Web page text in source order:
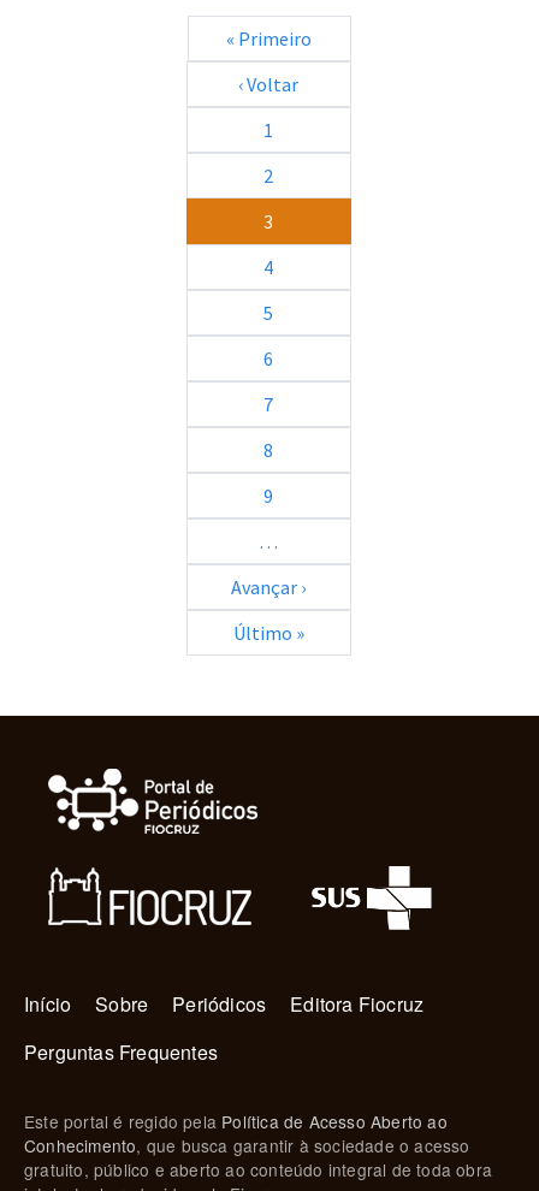
« Primeiro
‹ VoltarPágina anterior
1
2
3
4
5
6
7
8
9
…
Avançar ›Próxima página
Último »Última página
Navegação principal
Início Sobre Periódicos
Editora Fiocruz
Perguntas Frequentes
Este portal é regido pela Política de Acesso Aberto ao
Conhecimento, que busca garantir à sociedade o acesso
gratuito, público e aberto ao conteúdo integral de toda obra